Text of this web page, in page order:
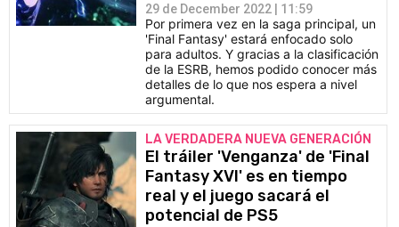
29 de December 2022 | 11:59
Por primera vez en la saga principal, un
'Final Fantasy' estará enfocado solo
para adultos. Y gracias a la clasificación
de la ESRB, hemos podido conocer más
detalles de lo que nos espera a nivel
argumental.
LA VERDADERA NUEVA GENERACIÓN
El tráiler 'Venganza' de 'Final
Fantasy XVI' es en tiempo
real y el juego sacará el
potencial de PS5